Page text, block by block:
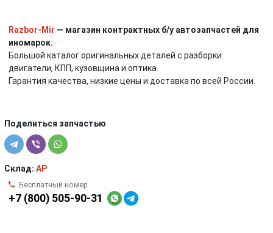
Razbor-Mir — магазин контрактных б/у автозапчастей для
иномарок.
Большой каталог оригинальных деталей с разборки:
двигатели, КПП, кузовщина и оптика.
Гарантия качества, низкие цены и доставка по всей России.
Поделиться запчастью
Склад: AP
Бесплатный номер
+7 (800) 505-90-31